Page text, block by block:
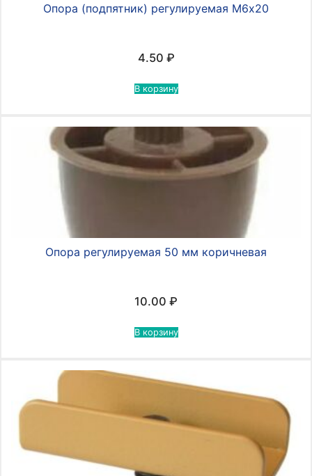
Опора (подпятник) регулируемая М6х20
4.50 ₽
В корзину
Опора регулируемая 50 мм коричневая
10.00 ₽
В корзину